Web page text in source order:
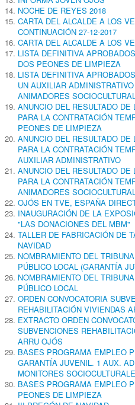
NOCHE DE REYES 2018
CARTA DEL ALCALDE A LOS
CONTINUACIÓN 27-12-2017
CARTA DEL ALCALDE A LOS
LISTA DEFINITIVA
DOS PEONES DE LIMPIEZA
LISTA DEFINITIVA
UN AUXILIAR
ANIMADORES
ANUNCIO DEL RESULTADO
PARA LA CONTRATACIÓN
PEONES DE LIMPIEZA
ANUNCIO DEL RESULTADO
PARA LA CONTRATACIÓN
AUXILIAR ADMINISTRATIVO
ANUNCIO DEL RESULTADO
PARA LA CONTRATACIÓN
ANIMADORES
OJÓS EN TVE, ESPAÑA
INAUGURACIÓN DE LA
"LAS DONACIONES DEL MBM"
TALLER DE FABRICACIÓN DE
NAVIDAD
NOMBRAMIENTO DEL
PÚBLICO LOCAL (GARANTÍA
NOMBRAMIENTO DEL
PÚBLICO LOCAL
ORDEN CONVOCATORIA
REHABILITACIÓN VIVIENDAS
EXTRACTO ORDEN
SUBVENCIONES
ARRU OJÓS
BASES PROGRAMA EMPLEO
GARANTÍA JUVENIL. 1 AUX.
MONITORES
BASES PROGRAMA EMPLEO
PEONES DE LIMPIEZA